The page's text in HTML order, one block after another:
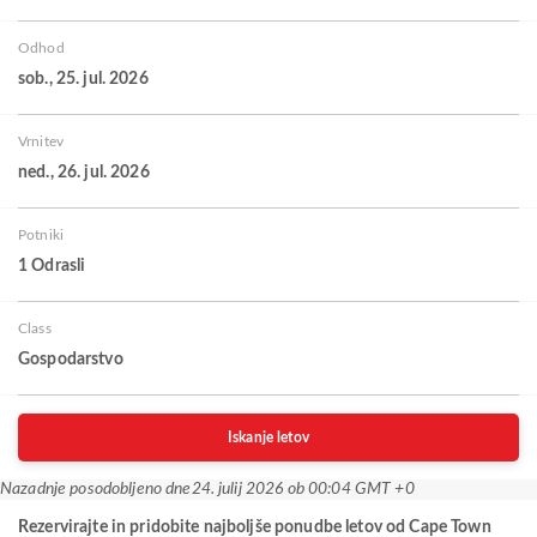
Odhod
sob., 25. jul. 2026
Vrnitev
ned., 26. jul. 2026
Potniki
1 Odrasli
Class
Gospodarstvo
Iskanje letov
Nazadnje posodobljeno dne24. julij 2026 ob 00:04 GMT +0
Rezervirajte in pridobite najboljše ponudbe letov od Cape Town